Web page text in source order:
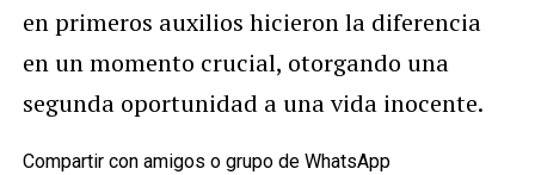
en primeros auxilios hicieron la diferencia
en un momento crucial, otorgando una
segunda oportunidad a una vida inocente.
Compartir con amigos o grupo de WhatsApp